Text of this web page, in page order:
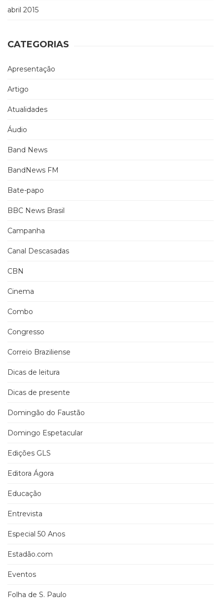
abril 2015
CATEGORIAS
Apresentação
Artigo
Atualidades
Áudio
Band News
BandNews FM
Bate-papo
BBC News Brasil
Campanha
Canal Descasadas
CBN
Cinema
Combo
Congresso
Correio Braziliense
Dicas de leitura
Dicas de presente
Domingão do Faustão
Domingo Espetacular
Edições GLS
Editora Ágora
Educação
Entrevista
Especial 50 Anos
Estadão.com
Eventos
Folha de S. Paulo